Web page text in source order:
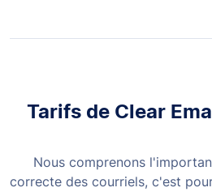
Tarifs de Clear
Nous comprenons
correcte des courriels, c'est